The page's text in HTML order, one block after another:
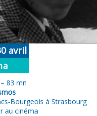
avril
83 mn
Bourgeois à Strasbourg
au cinéma